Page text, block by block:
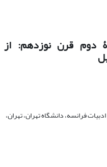
دوم قرن نوزدهم: از
فرانسه، دانشگاه تهران، تهران،